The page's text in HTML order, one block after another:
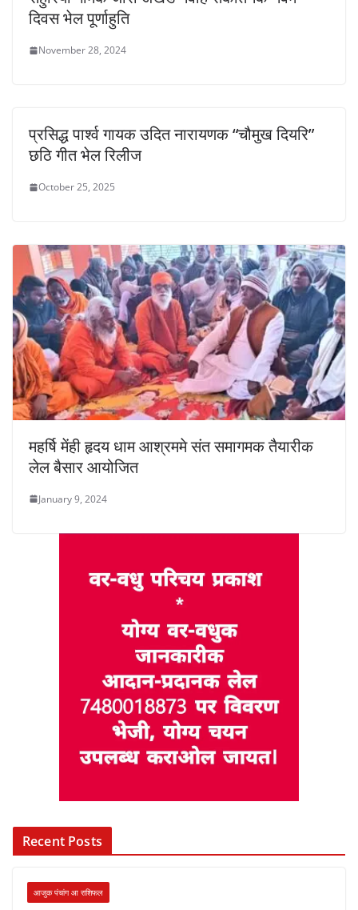
दिवस भेल पूर्णाहुति
November 28, 2024
प्रसिद्ध पार्श्व गायक उदित नारायणक “चौमुख दियरि”
छठि गीत भेल रिलीज
October 25, 2025
महर्षि मेंही हृदय धाम आश्रममे संत समागमक तैयारीक
लेल बैसार आयोजित
January 9, 2024
Recent Posts
आजुक पंचांग आ राशिफल